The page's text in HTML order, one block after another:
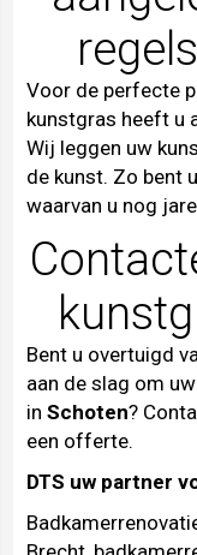
Voor de perfecte
kunstgras heeft u
Wij leggen uw
de kunst. Zo bent
waarvan u nog
Bent u overtuigd
aan de slag om
in Schoten?
een offerte.
DTS uw partner